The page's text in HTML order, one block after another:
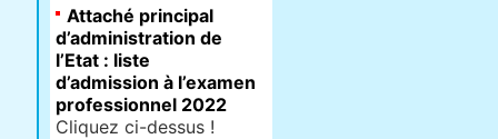
Attaché principal
d’administration de
l’Etat : liste
d’admission à l’examen
professionnel 2022
Cliquez ci-dessus !